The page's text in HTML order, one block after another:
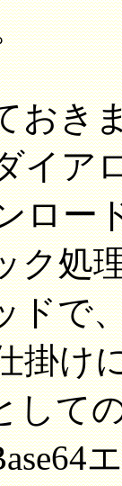
おき
イア
ロー
ク処
ドで
掛け
して